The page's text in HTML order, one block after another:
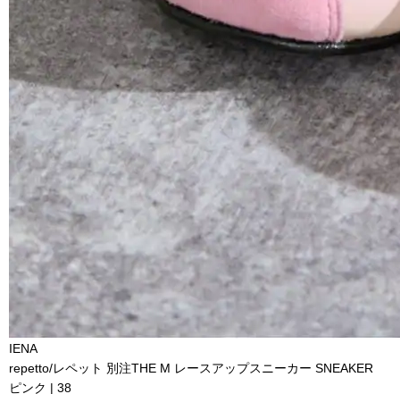
IENA
repetto/レペット 別注THE M レースアップスニーカー SNEAKER
ピンク | 38